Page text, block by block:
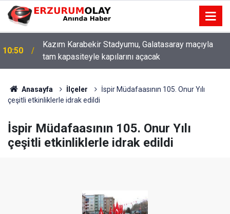
10:50
Kazım Karabekir Stadyumu, Galatasaray maçıyla
tam kapasiteyle kapılarını açacak
Anasayfa İlçeler
İspir Müdafaasının 105. Onur Yılı
çeşitli etkinliklerle idrak edildi
İspir Müdafaasının 105. Onur Yılı
çeşitli etkinliklerle idrak edildi